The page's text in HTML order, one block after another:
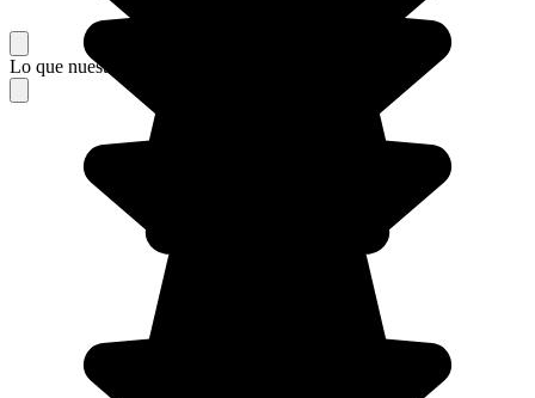
Lo que nuestros viajeros piensan de su estancia